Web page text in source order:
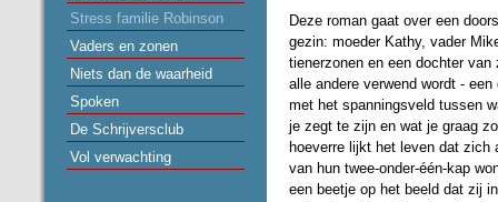
Stress familie Robinson
Vaders en zonen
Niets dan de waarheid
Spoken
De Schrijversclub
Vol verwachting
Deze roman gaat over een
gezin: moeder Kathy, vader
tienerzonen en een dochter van
alle andere verwend wordt -
met het spanningsveld tussen
je zegt te zijn en wat je graag
hoeverre lijkt het leven dat zich
van hun twee-onder-één-kap
een beetje op het beeld dat zij